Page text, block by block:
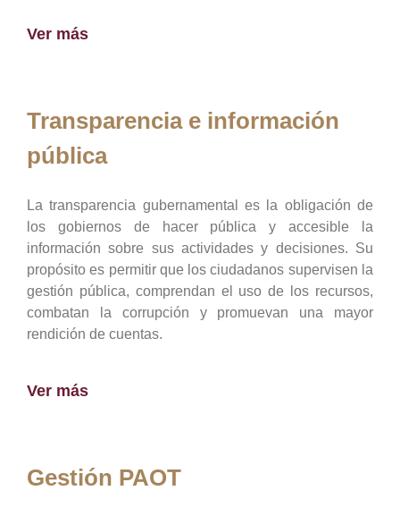
Ver más
Transparencia e información
pública
La transparencia gubernamental es la obligación de
los gobiernos de hacer pública y accesible la
información sobre sus actividades y decisiones. Su
propósito es permitir que los ciudadanos supervisen la
gestión pública, comprendan el uso de los recursos,
combatan la corrupción y promuevan una mayor
rendición de cuentas.
Ver más
Gestión PAOT